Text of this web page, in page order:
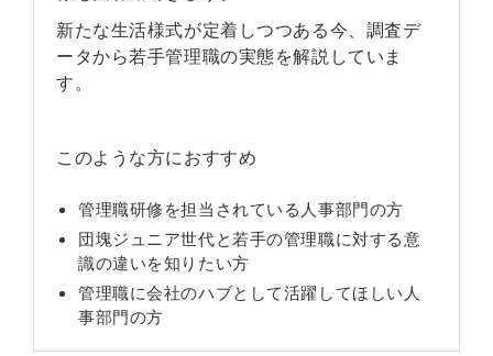
新たな生活様式が定着しつつある今、調査デ
ータから若手管理職の実態を解説していま
す。
このような方におすすめ
管理職研修を担当されている人事部門の方
団塊ジュニア世代と若手の管理職に対する意
識の違いを知りたい方
管理職に会社のハブとして活躍してほしい人
事部門の方